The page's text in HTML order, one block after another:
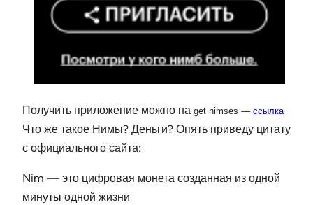
Получить приложение можно на get nimses — ссылка
Что же такое Нимы? Деньги? Опять приведу цитату
с официального сайта:
Nim — это цифровая монета созданная из одной
минуты одной жизни